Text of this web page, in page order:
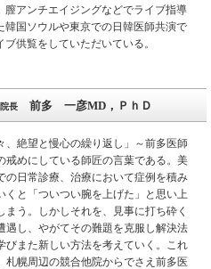
アンチエイジングなどでライブ指導
国ソウルや東京での日韓医師共演で
供覧をしていただいている。
長 前多 一彦MD，ＰｈＤ
、絶望と慢心の繰り返し」～前多医師
戒めにしている師匠の言葉である。美
の日常診療、治療において症例を積み
くと「ついつい腕を上げた」と思い上
まう。しかしそれを、見事に打ち砕く
遇し、やがてその難題を克服し解決法
びまた新しい方法を考えていく。これ
札幌周辺の競合他院からでさえ前多医